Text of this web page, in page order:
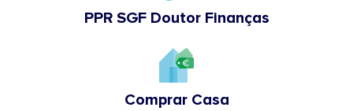
PPR SGF Doutor Finanças
Comprar Casa